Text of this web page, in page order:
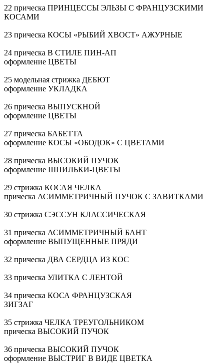
22 прическа ПРИНЦЕССЫ ЭЛЬЗЫ С ФРАНЦУЗСКИМИ
КОСАМИ
23 прическа КОСЫ «РЫБИЙ ХВОСТ» АЖУРНЫЕ
24 прическа В СТИЛЕ ПИН-АП
оформление ЦВЕТЫ
25 модельная стрижка ДЕБЮТ
оформление УКЛАДКА
26 прическа ВЫПУСКНОЙ
оформление ЦВЕТЫ
27 прическа БАБЕТТА
оформление КОСЫ «ОБОДОК» С ЦВЕТАМИ
28 прическа ВЫСОКИЙ ПУЧОК
оформление ШПИЛЬКИ-ЦВЕТЫ
29 стрижка КОСАЯ ЧЕЛКА
прическа АСИММЕТРИЧНЫЙ ПУЧОК С ЗАВИТКАМИ
30 стрижка СЭССУН КЛАССИЧЕСКАЯ
31 прическа АСИММЕТРИЧНЫЙ БАНТ
оформление ВЫПУЩЕННЫЕ ПРЯДИ
32 прическа ДВА СЕРДЦА ИЗ КОС
33 прическа УЛИТКА С ЛЕНТОЙ
34 прическа КОСА ФРАНЦУЗСКАЯ
ЗИГЗАГ
35 стрижка ЧЕЛКА ТРЕУГОЛЬНИКОМ
прическа ВЫСОКИЙ ПУЧОК
36 прическа ВЫСОКИЙ ПУЧОК
оформление ВЫСТРИГ В ВИДЕ ЦВЕТКА